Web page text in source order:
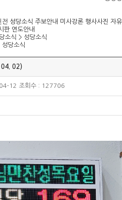
전 성당소식 주보안내 미사강론 행사사진 자유
판 연도안내
소식 > 성당소식
성당소식
04. 02)
12 조회수 : 127706